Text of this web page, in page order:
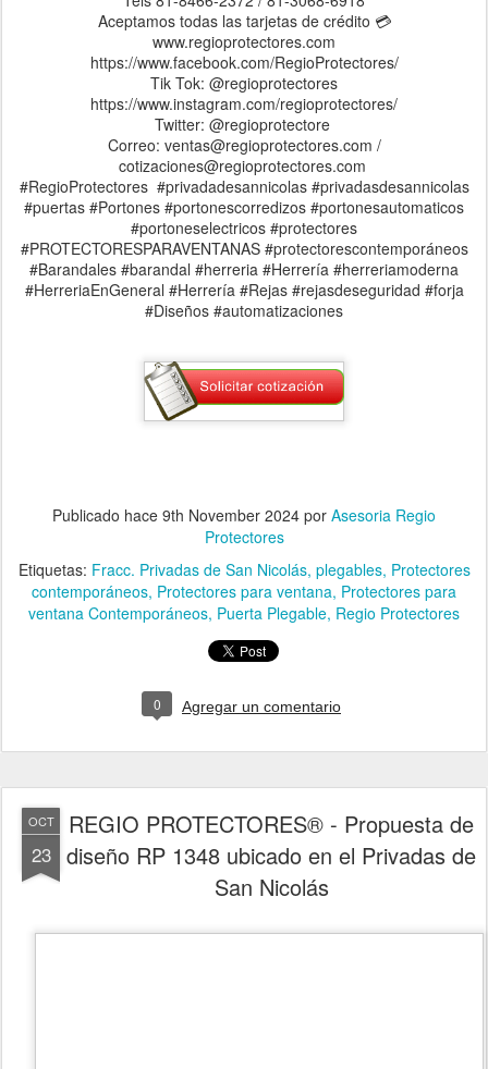
#PROTECTORESPARAVENTANAS #protectorescontemporáneos
#Barandales #barandal #herreria #Herrería #herreriamoderna
#HerreriaEnGeneral #Herrería #Rejas #rejasdeseguridad #forja
#Diseños #automatizaciones
Publicado hace9th November 2024porAsesoria Regio
Protectores
contemporáneos Protectores para ventana Protectores para
ventana Contemporáneos Puerta Plegable Regio Protectores
OCT
23
REGIO PROTECTORES® - Propuesta de
diseño RP 1348 ubicado en el Privadas de
San Nicolás